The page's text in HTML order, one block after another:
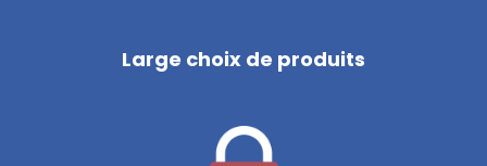
Large choix de produits